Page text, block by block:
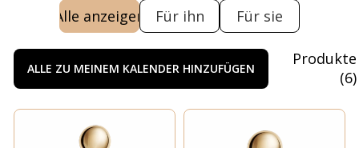
Alle anzeigen Für ihn Für sie
ALLE ZU MEINEM KALENDER HINZUFÜGEN
Produkte
(6)